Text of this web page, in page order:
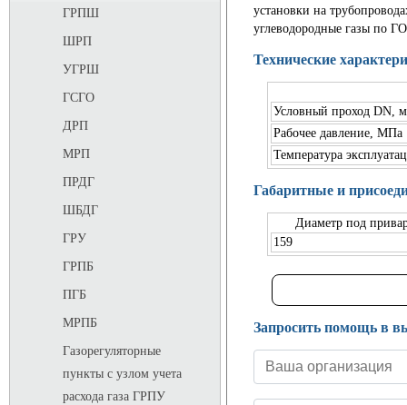
ГРПШ
ШРП
УГРШ
ГСГО
ДРП
МРП
ПРДГ
ШБДГ
ГРУ
ГРПБ
ПГБ
МРПБ
Газорегуляторные
пункты с узлом учета
расхода газа ГРПУ
установки на
углеводородные газы по
Технические
Условный проход DN,
Рабочее давление, МПа
Температура
Габаритные и
Диаметр под
159
Запросить помощь в